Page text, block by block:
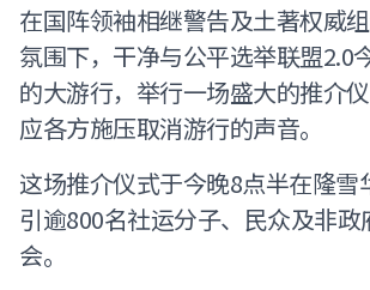
在国阵领袖相继警告及土著权威
氛围下，干净与公平选举联盟2.0
的大游行，举行一场盛大的推介
应各方施压取消游行的声音。
这场推介仪式于今晚8点半在隆雪
引逾800名社运分子、民众及非
会。